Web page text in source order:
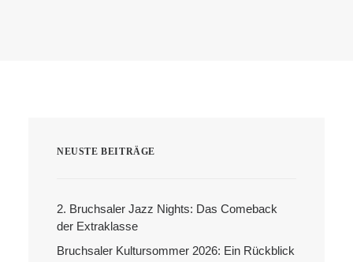
Search
NEUSTE BEITRÄGE
2. Bruchsaler Jazz Nights: Das Comeback
der Extraklasse
Bruchsaler Kultursommer 2026: Ein Rückblick